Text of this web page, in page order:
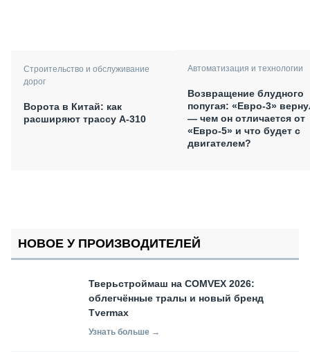
Строительство и обслуживание
дорог
Ворота в Китай: как
расширяют трассу А-310
Автоматизация и технологии
Возвращение блудного
попугая: «Евро-3»
— чем он отличается от
«Евро-5» и что будет с
двигателем?
НОВОЕ У ПРОИЗВОДИТЕЛЕЙ
Тверьстроймаш на COMVEX 2026:
облегчённые тралы и новый бренд
Tvermax
Узнать больше →